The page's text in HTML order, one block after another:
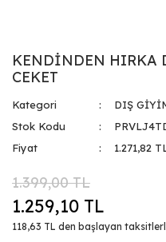
KENDİNDEN HIRKA
CEKET
Kategori DIŞ
Stok Kodu
Fiyat
1.271,82
1.399,00 TL
1.259,10 TL
118,63 TL den başlayan